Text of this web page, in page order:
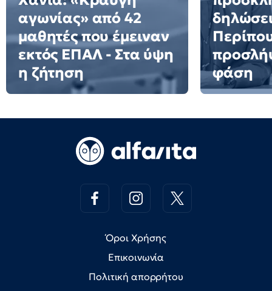
αγωνίας» από 42
μαθητές που έμειναν
εκτός ΕΠΑΛ - Στα ύψη
η ζήτηση
φάση
Όροι Χρήσης
Επικοινωνία
Πολιτική απορρήτου